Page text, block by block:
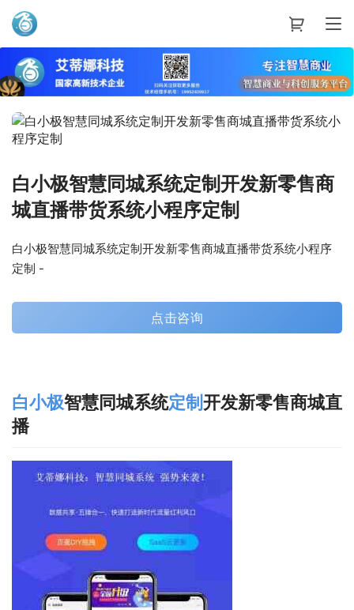
艾蒂娜科技
白小极智慧同城系统定制开发新零售商
城直播带货系统小程序定制
白小极智慧同城系统定制开发新零售商城直播带货系统小程序
定制 -
点击咨询
白小极智慧同城系统定制开发新零售商城直
播